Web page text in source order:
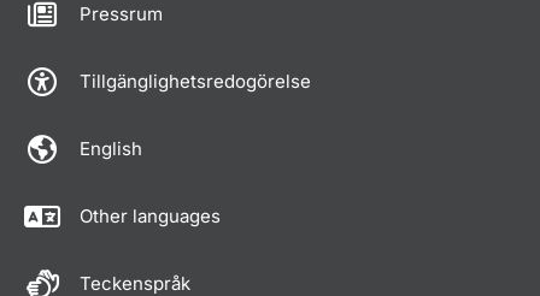
Pressrum
Tillgänglighetsredogörelse
English
Other languages
Teckenspråk